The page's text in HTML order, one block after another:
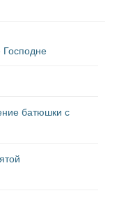
батюшки с